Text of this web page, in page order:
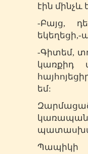
էին մինչև
-Բայց,
-Գիտեմ,
կառքիդ
եմ:
կառապանը
Պապիկի